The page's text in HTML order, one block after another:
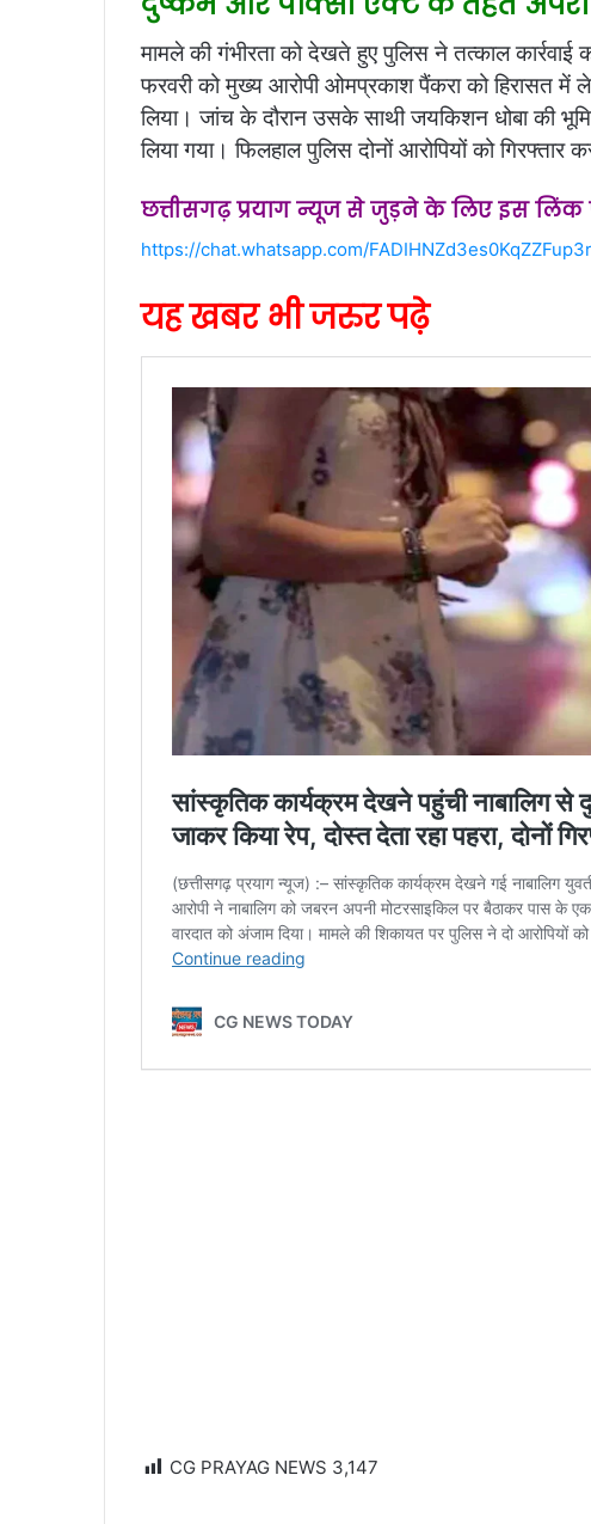
मामले की गंभीरता को देखते हुए पुलिस ने तत्काल
फरवरी को मुख्य आरोपी ओमप्रकाश पैंकरा को हिरासत
लिया। जांच के दौरान उसके साथी जयकिशन धोबा की
लिया गया। फिलहाल पुलिस दोनों आरोपियों को
छत्तीसगढ़ प्रयाग न्यूज से जुड़ने के लिए इस
https://chat.whatsapp.com/
यह खबर भी जरुर पढ़े
CG PRAYAG NEWS 3,147